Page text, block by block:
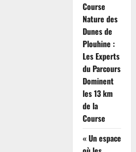
Course
Nature des
Dunes de
Plouhine :
Les Experts
du Parcours
Dominent
les 13 km
de la
Course
« Un espace